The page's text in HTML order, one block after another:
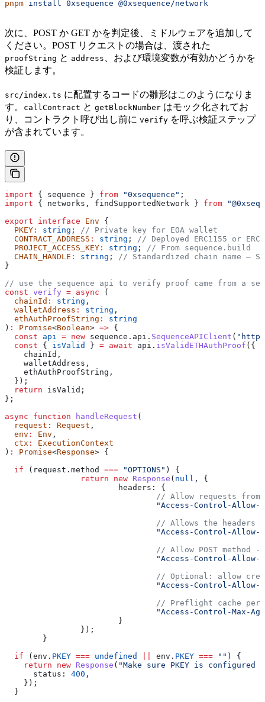
pnpm install 0xsequence @0xsequence/network
次に、POST か GET かを判定後、ミドルウェアを追加して
ください。POST リクエストの場合は、渡された
proofString と address
、および環境変数が有効かどうかを
検証します。
src/index.ts に配置するコードの雛形はこのようになりま
す。
callContract と getBlockNumber はモック化されてお
り、コントラクト呼び出し前に verify を呼ぶ検証ステップ
が含まれています。
import { sequence } from "0xsequence" ;
import { networks , findSupportedNetwork } from
export interface Env {
  PKEY
: string ;
// Private key for EOA wallet
  CONTRACT_ADDRESS
: string ;
// Deployed ERC1155 or
  PROJECT_ACCESS_KEY
: string ;
// From sequence.build
  CHAIN_HANDLE
: string ;
// Standardized chain name –
}
// use the sequence api to verify proof came from a
const verify = async (
  chainId
: string ,
  walletAddress
: string ,
  ethAuthProofString
:
string
) : Promise<Boolean> => {
  const
api = new sequence . api . SequenceAPIClient (
  const
{ isValid } = await api . isValidETHAuthProof ({
    chainId
,
    walletAddress
,
    ethAuthProofString
,
  });
  return
isValid ;
};
async function handleRequest (
  request
: Request ,
  env
: Env ,
  ctx
:
ExecutionContext
) : Promise<Response> {
  if
( request . method === "OPTIONS" ) {
		return
new Response ( null , {
			headers:
{
// Allow requests
"Access-Control-
// Allows the
"Access-Control-
// Allow POST
"Access-Control-
// Optional: allow
"Access-Control-
// Preflight cache
"Access-Control-Max-
			}
		});
	}
  if
( env . PKEY === undefined env . PKEY === "" ) {
    return
new Response ( "Make sure PKEY is configured
      status:
400 ,
    });
  }